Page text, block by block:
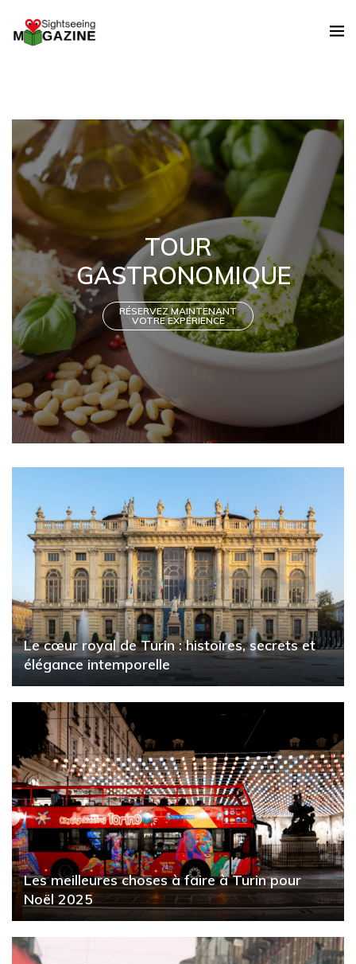
TOUR
GASTRONOMIQUE
RÉSERVEZ MAINTENANT
VOTRE EXPÉRIENCE
Le cœur royal de Turin : histoires, secrets et
élégance intemporelle
Les meilleures choses à faire à Turin pour
Noël 2025